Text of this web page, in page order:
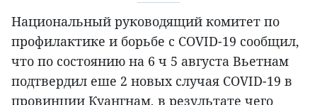
Национальный руководящий комитет по
профилактике и борьбе с COVID-19 сообщил,
что по состоянию на 6 ч 5 августа Вьетнам
подтвердил еше 2 новых случая COVID-19 в
провинции Куангнам, в результате чего